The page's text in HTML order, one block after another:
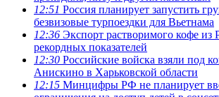
12:51 Россия планирует запустить
безвизовые турпоездки для Вьетнама
12:36 Экспорт растворимого кофе из
рекордных показателей
12:30 Российские войска взяли под
Анискино в Харьковской области
12:15 Минцифры РФ не планирует